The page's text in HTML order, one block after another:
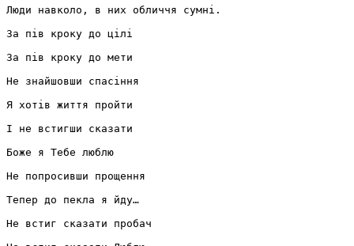
Люди навколо, в них обличчя сумні.
За пів кроку до цілі
За пів кроку до мети
Не знайшовши спасіння
Я хотів життя пройти
І не встигши сказати
Боже я Тебе люблю
Не попросивши прощення
Тепер до пекла я йду…
Не встиг сказати пробач